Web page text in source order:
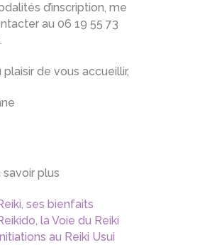
d’inscription, me
au 06 19 55 73
plaisir de vous accueillir,
savoir plus
ses bienfaits
la Voie du Reiki
au Reiki Usui